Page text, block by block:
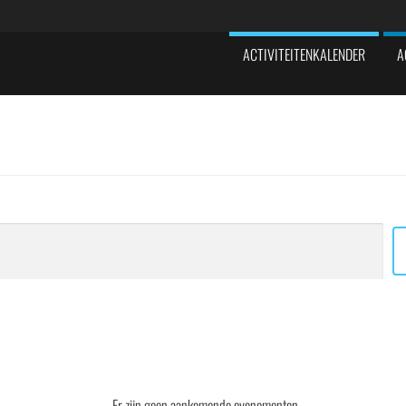
ACTIVITEITENKALENDER